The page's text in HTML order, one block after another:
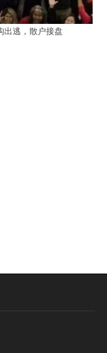
出逃，散户接盘